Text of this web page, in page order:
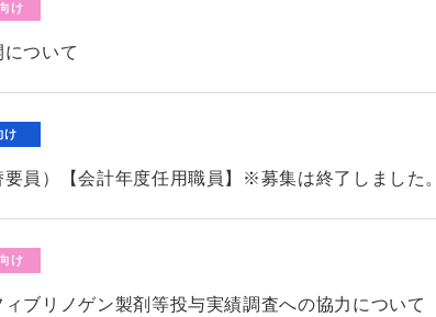
け
ついて
け
員）【会計年度任用職員】※募集は終了しました。
け
ブリノゲン製剤等投与実績調査への協力について